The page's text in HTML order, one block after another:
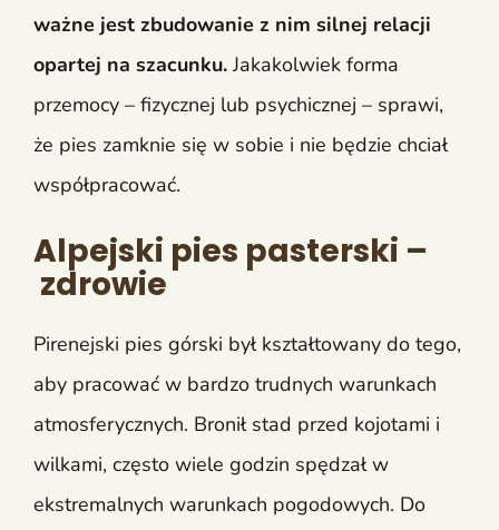
ważne jest zbudowanie z nim silnej relacji
opartej na szacunku.Jakakolwiek forma
przemocy – fizycznej lub psychicznej – sprawi,
że pies zamknie się w sobie i nie będzie chciał
współpracować.
Alpejski pies pasterski –
zdrowie
Pirenejski pies górski był kształtowany do tego,
aby pracować w bardzo trudnych warunkach
atmosferycznych. Bronił stad przed kojotami i
wilkami, często wiele godzin spędzał w
ekstremalnych warunkach pogodowych. Do